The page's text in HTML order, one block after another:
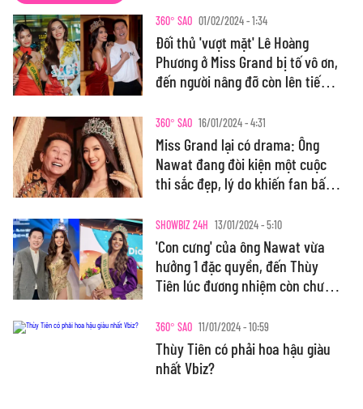
360° SAO 01/02/2024 - 1:34
Đối thủ 'vượt mặt' Lê Hoàng
Phương ở Miss Grand bị tố vô ơn,
đến người nâng đỡ còn lên tiếng
360° SAO 16/01/2024 - 4:31
Miss Grand lại có drama: Ông
Nawat đang đòi kiện một cuộc
thi sắc đẹp, lý do khiến fan bất
SHOWBIZ 24H 13/01/2024 - 5:10
'Con cưng' của ông Nawat vừa
hưởng 1 đặc quyền, đến Thùy
Tiên lúc đương nhiệm còn chưa
360° SAO 11/01/2024 - 10:59
Thùy Tiên có phải hoa hậu giàu
nhất Vbiz?